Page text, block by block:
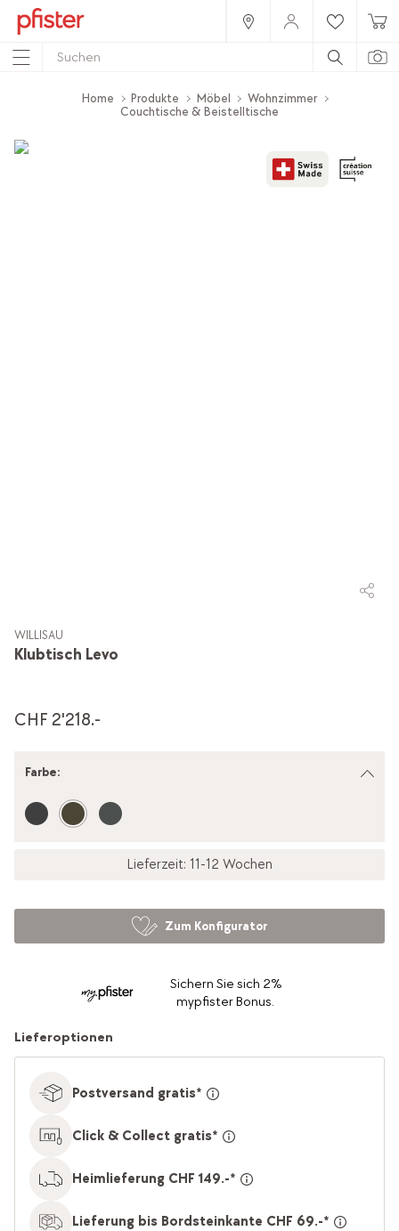
Home Produkte Möbel
Wohnzimmer
Couchtische & Beistelltische
Klubtisch Levo
WILLISAU
CHF 2'218.-
Farbe:
Lieferzeit: 11-12 Wochen
Sichern Sie sich 2%
mypfister Bonus.
Zum Konfigurator
Lieferoptionen
Postversand gratis*
Click & Collect gratis*
Heimlieferung CHF 149.-*
Lieferung bis Bordsteinkante CHF 69.-*